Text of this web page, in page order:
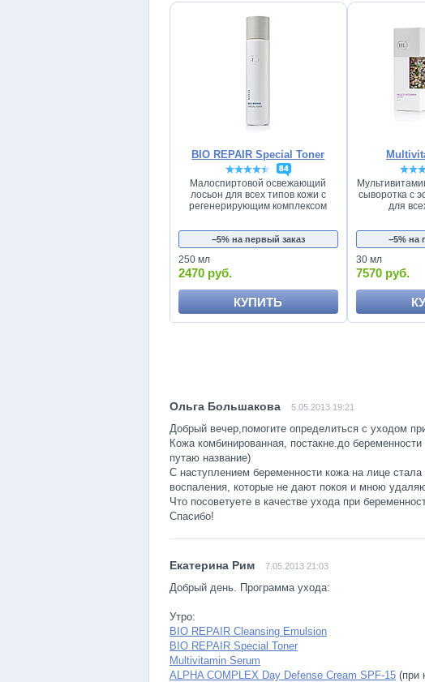
BIO REPAIR Special Toner
84
Малоспиртовой освежающий
лосьон для всех типов кожи с
регенерирующим комплексом
−5% на первый заказ
250 мл
2470 руб.
КУПИТЬ
сыворотка с
для
−5% на
30 мл
7570 руб.
5.05.2013 19:21
Добрый вечер,помогите определиться с уходом
Кожа комбинированная, постакне.до
путаю название)
С наступлением беременности кожа на лице
воспаления, которые не дают покоя и мною
Что посоветуете в качестве ухода при
Спасибо!
7.05.2013 21:03
Добрый день. Программа ухода:
Утро:
BIO REPAIR Cleansing Emulsion
BIO REPAIR Special Toner
Multivitamin Serum
ALPHA COMPLEX Day Defense Cream SPF-15 (при